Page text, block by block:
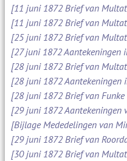
[11 juni 1872 Brief van
[11 juni 1872 Brief van
[25 juni 1872 Brief van
[27 juni 1872 Aantekeningen
[28 juni 1872 Brief van
[28 juni 1872 Aantekeningen
[28 juni 1872 Brief van
[29 juni 1872 Aantekeningen
[Bijlage Mededelingen van
[29 juni 1872 Brief van
[30 juni 1872 Brief van